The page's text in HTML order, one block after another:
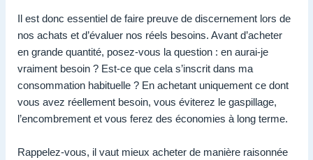
Il est donc essentiel de faire preuve de discernement lors de
nos achats et d’évaluer nos réels besoins. Avant d’acheter
en grande quantité, posez-vous la question : en aurai-je
vraiment besoin ? Est-ce que cela s’inscrit dans ma
consommation habituelle ? En achetant uniquement ce dont
vous avez réellement besoin, vous éviterez le gaspillage,
l’encombrement et vous ferez des économies à long terme.
Rappelez-vous, il vaut mieux acheter de manière raisonnée